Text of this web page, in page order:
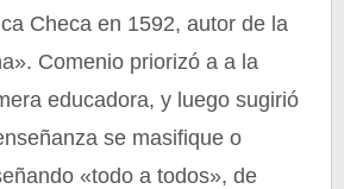
Checa en 1592, autor de la
Comenio priorizó a a la
educadora, y luego sugirió
se masifique o
«todo a todos», de